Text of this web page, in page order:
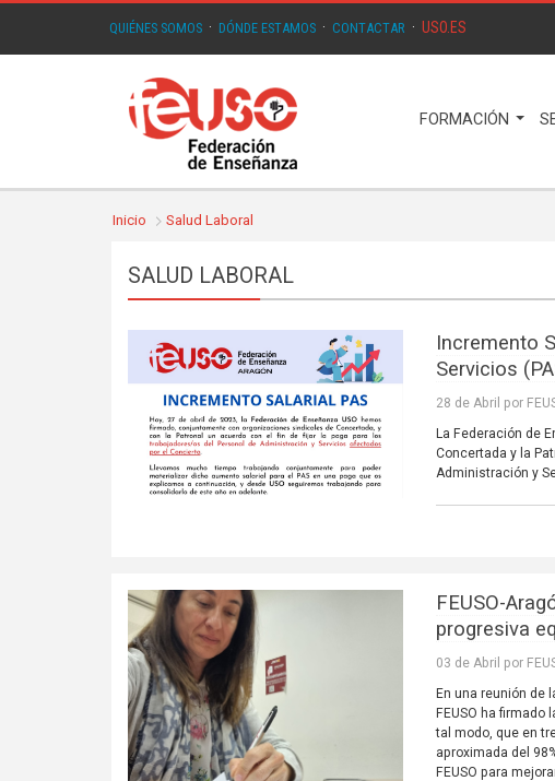
QUIÉNES SOMOS · DÓNDE ESTAMOS · CONTACTAR · USO.ES
FORMACIÓN
Inicio Salud Laboral
SALUD LABORAL
Incremento
Servicios
28 de Abril por
La Federación de
Concertada y la
Administración y
FEUSO-
progresiva
03 de Abril por
En una reunión de
FEUSO ha
tal modo, que en
aproximada del
FEUSO para